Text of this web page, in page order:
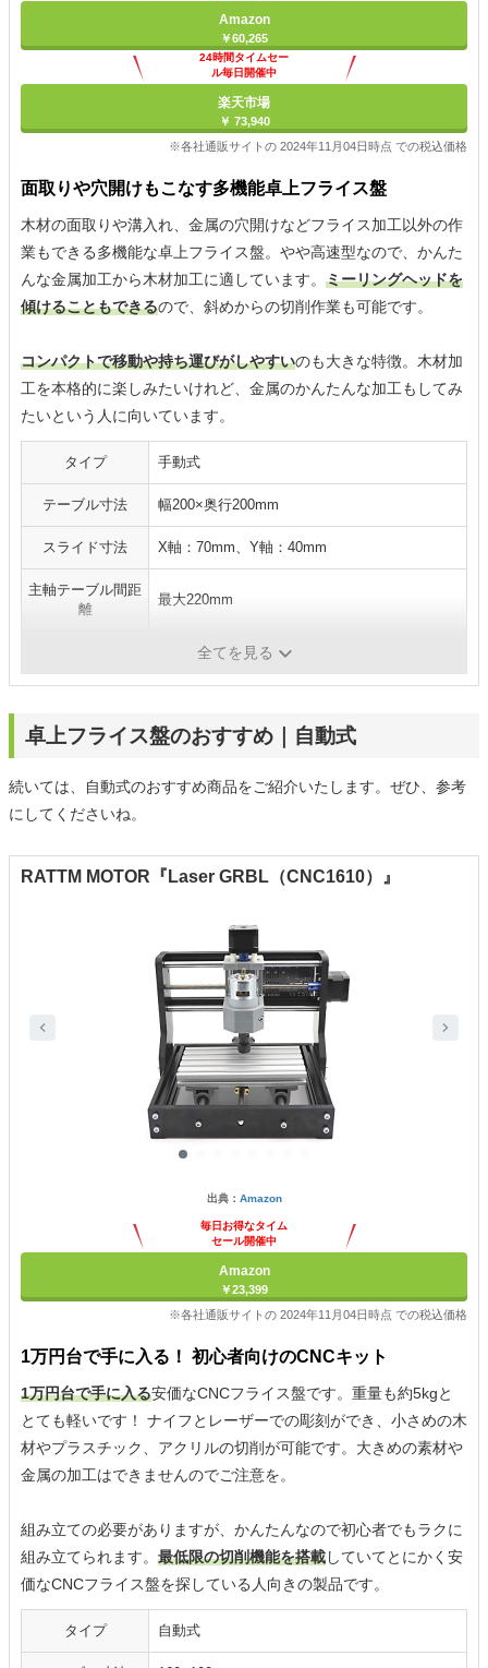
Amazon
￥60,265
24時間タイムセー
ル毎日開催中
楽天市場
￥ 73,940
※各社通販サイトの 2024年11月04日時点 での税込価格
面取りや穴開けもこなす多機能卓上フライス盤
木材の面取りや溝入れ、金属の穴開けなどフライス加工以外の作
業もできる多機能な卓上フライス盤。やや高速型なので、かんた
んな金属加工から木材加工に適しています。 ミーリングヘッドを
傾けることもできるので、斜めからの切削作業も可能です。
コンパクトで移動や持ち運びがしやすいのも大きな特徴。木材加
工を本格的に楽しみたいけれど、金属のかんたんな加工もしてみ
たいという人に向いています。
タイプ 手動式
テーブル寸法 幅200×奥行200mm
スライド寸法 X軸：70mm、Y軸：40mm
主軸テーブル間距
離
最大220mm
約13.9kg全てを見る
卓上フライス盤のおすすめ｜自動式
続いては、自動式のおすすめ商品をご紹介いたします。ぜひ、参考
にしてくださいね。
RATTM MOTOR『Laser GRBL（CNC1610）』
出典： Amazon
毎日お得なタイム
セール開催中
Amazon
￥23,399
※各社通販サイトの 2024年11月04日時点 での税込価格
1万円台で手に入る！ 初心者向けのCNCキット
1万円台で手に入る安価なCNCフライス盤です。重量も約5kgと
とても軽いです！ ナイフとレーザーでの彫刻ができ、小さめの木
材やプラスチック、アクリルの切削が可能です。大きめの素材や
金属の加工はできませんのでご注意を。
組み立ての必要がありますが、かんたんなので初心者でもラクに
組み立てられます。 最低限の切削機能を搭載していてとにかく安
価なCNCフライス盤を探している人向きの製品です。
タイプ 自動式